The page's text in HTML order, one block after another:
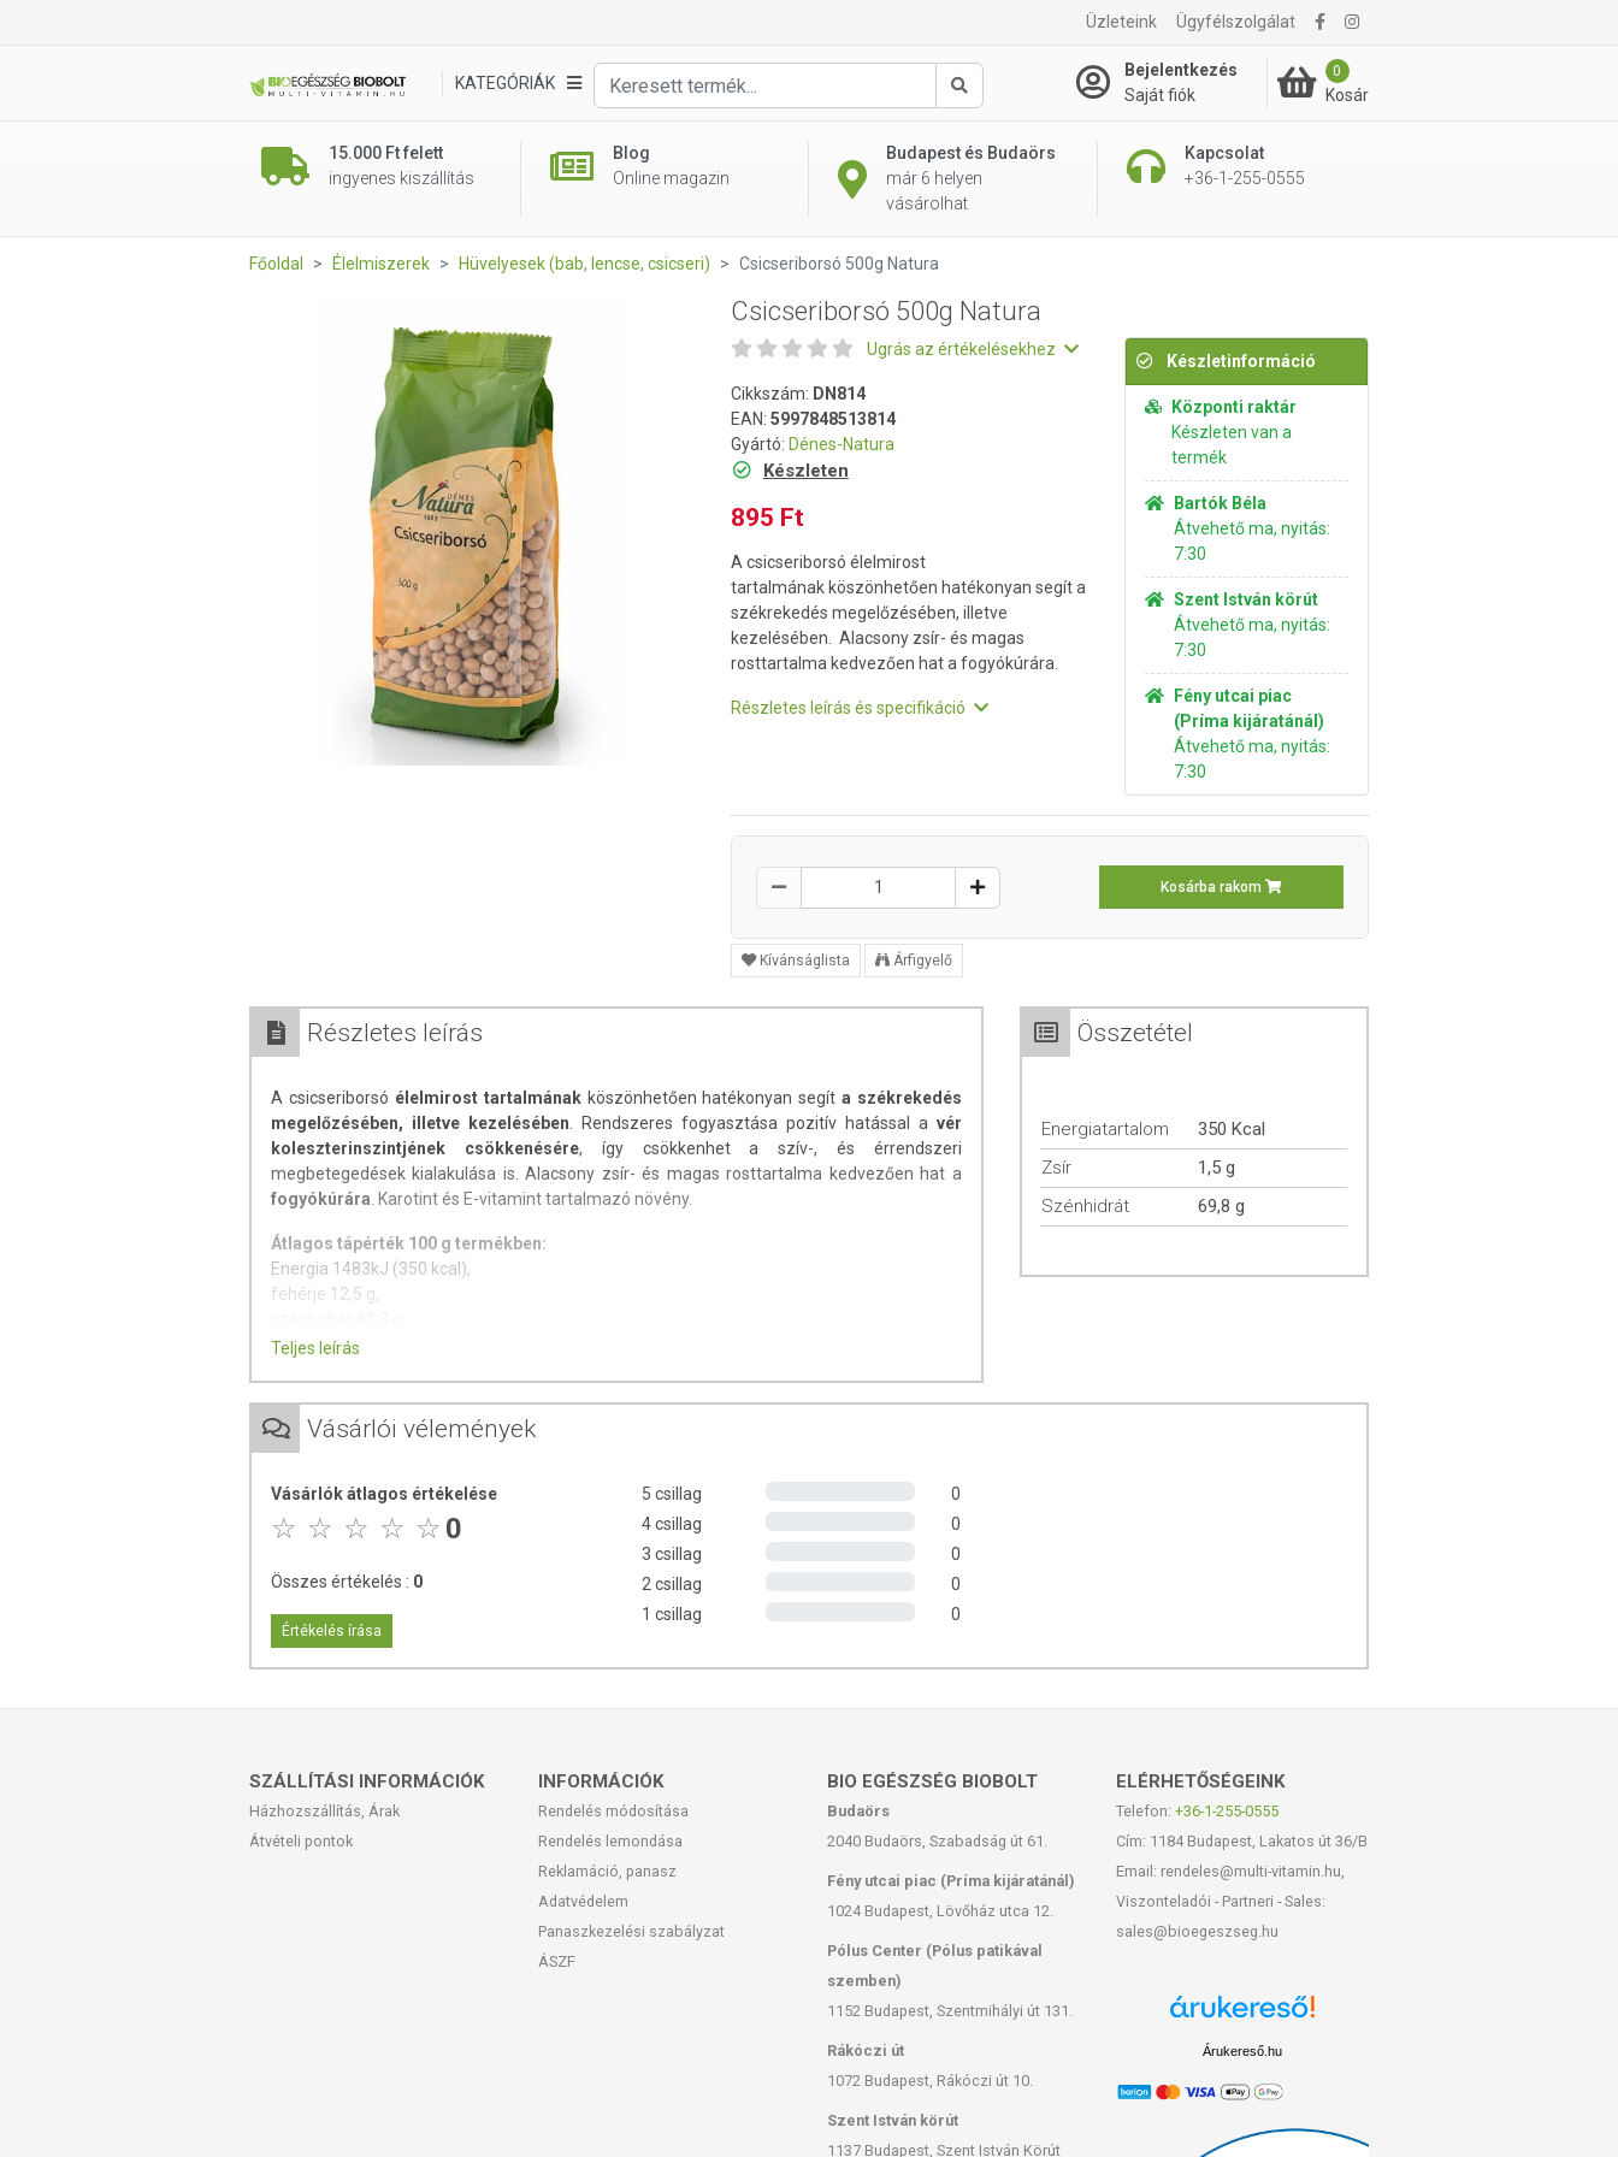
Üzleteink Ügyfélszolgálat
KATEGÓRIÁK
Keresés
Bejelentkezés
Saját fiók
0
Kosár
15.000 Ft felett
ingyenes kiszállítás
Blog
Online magazin
Budapest és Budaörs
már 6 helyen
vásárolhat
Kapcsolat
+36-1-255-0555
895 Ft Kosárba rakom
Főoldal Élelmiszerek Hüvelyesek (bab, lencse, csicseri) Csicseriborsó 500g Natura
Csicseriborsó 500g Natura
Ugrás az értékelésekhez
Cikkszám: DN814
EAN: 5997848513814
Gyártó: Dénes-Natura
Készleten
895 Ft
A csicseriborsó élelmirost
tartalmának köszönhetően hatékonyan segít a
székrekedés megelőzésében, illetve
kezelésében. Alacsony zsír- és magas
rosttartalma kedvezően hat a fogyókúrára.
Részletes leírás és specifikáció
Készletinformáció
Központi raktár
Készleten van a
termék
Bartók Béla
Átvehető ma, nyitás:
7:30
Szent István körút
Átvehető ma, nyitás:
7:30
Fény utcai piac
(Príma kijáratánál)
Átvehető ma, nyitás:
7:30
Kosárba rakom
Kívánságlista Árfigyelő
Részletes leírás
A csicseriborsó élelmirost tartalmának köszönhetően hatékonyan segíta székrekedés
megelőzésében, illetve kezelésében . Rendszeres fogyasztása pozitív hatással a vér
koleszterinszintjének csökkenésére, így csökkenhet a szív-, és érrendszeri
megbetegedések kialakulása is. Alacsony zsír- és magas rosttartalma kedvezően hat a
fogyókúrára . Karotint és E-vitamint tartalmazó növény.
Átlagos tápérték 100 g termékben:
Energia 1483kJ (350 kcal),
fehérje 12,5 g,
zsír 1,5 g
A termék nem helyettesíti a kiegyensúlyozott, vegyes étrendet és az egészséges életmódot!
A termék nem gyógyít betegségeket! A termék nem az orvosi kezelés helyettesítésére
alkalmas! Betegség esetén használatát beszélje meg kezelőorvosával. Az ajánlott napi
érzékeny vagy allergiás! Kisgyermektől elzárva tartandó!
Teljes leírás
Összetétel
Energiatartalom
350 Kcal
Zsír
1,5 g
Szénhidrát
69,8 g
Vásárlói vélemények
Vásárlók átlagos értékelése
0
Összes értékelés : 0
Értékelés írása
5 csillag
0
4 csillag
0
3 csillag
0
2 csillag
0
1 csillag
0
SZÁLLÍTÁSI INFORMÁCIÓK
Házhozszállítás, Árak
Átvételi pontok
INFORMÁCIÓK
Rendelés módosítása
Rendelés lemondása
Reklamáció, panasz
Adatvédelem
Panaszkezelési szabályzat
ÁSZF
BIO EGÉSZSÉG BIOBOLT
Budaörs
2040 Budaörs, Szabadság út 61.
Fény utcai piac (Príma kijáratánál)
1024 Budapest, Lövőház utca 12.
Pólus Center (Pólus patikával
szemben)
1152 Budapest, Szentmihályi út 131.
Rákóczi út
1072 Budapest, Rákóczi út 10.
Szent István körút
1137 Budapest, Szent István Körút
ELÉRHETŐSÉGEINK
Telefon: +36-1-255-0555
Cím: 1184 Budapest, Lakatos út 36/B
Email: rendeles@multi-vitamin.hu,
Viszonteladói - Partneri - Sales:
sales@bioegeszseg.hu
Árukereső.hu